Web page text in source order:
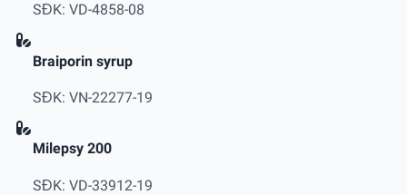
SĐK: VD-4858-08
Braiporin syrup
SĐK: VN-22277-19
Milepsy 200
SĐK: VD-33912-19